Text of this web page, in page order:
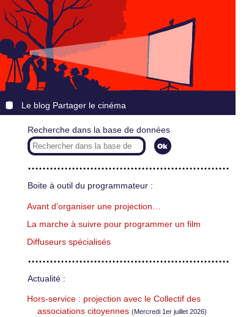
Le blog Partager le cinéma
Recherche dans la base de données
Boite à outil du programmateur :
Avant d’organiser une projection…
La marche à suivre pour programmer un film
Diffuseurs spécialisés
Actualité :
Hors-service : projection avec le Collectif des
associations citoyennes (Mercredi 1er juillet 2026)